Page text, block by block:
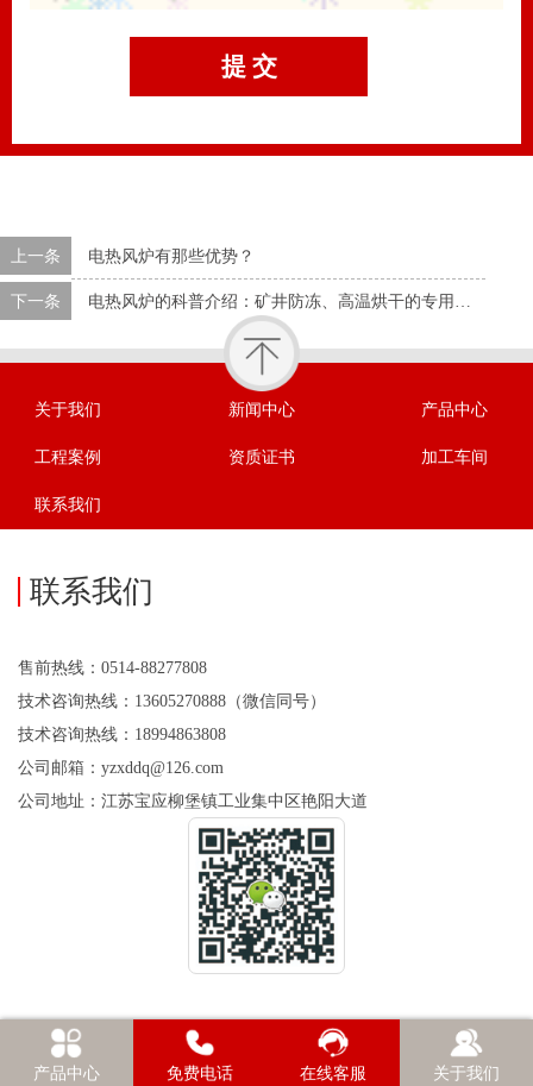
上一条 电热风炉有那些优势？
下一条 电热风炉的科普介绍：矿井防冻、高温烘干的专用设备
关于我们 新闻中心 产品中心
工程案例 资质证书 加工车间
联系我们
联系我们
售前热线：0514-88277808
技术咨询热线：13605270888（微信同号）
技术咨询热线：18994863808
公司邮箱：yzxddq@126.com
公司地址：江苏宝应柳堡镇工业集中区艳阳大道
产品中心 免费电话 在线客服 关于我们